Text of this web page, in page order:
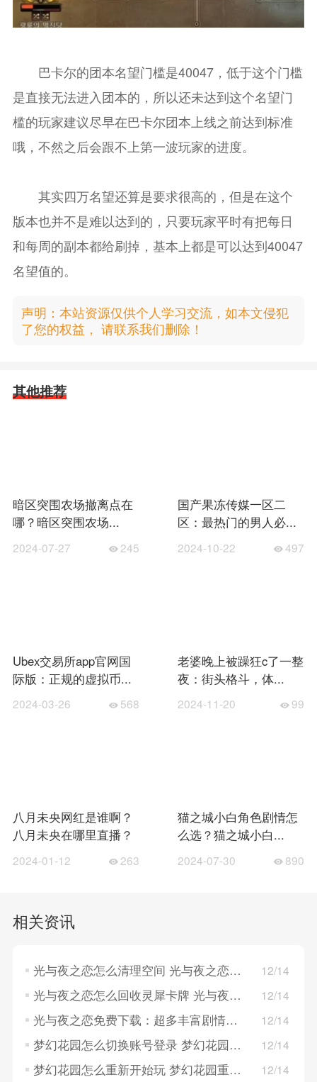
巴卡尔的团本名望门槛是40047，低于这个门槛
是直接无法进入团本的，所以还未达到这个名望门
槛的玩家建议尽早在巴卡尔团本上线之前达到标准
哦，不然之后会跟不上第一波玩家的进度。
其实四万名望还算是要求很高的，但是在这个
版本也并不是难以达到的，只要玩家平时有把每日
和每周的副本都给刷掉，基本上都是可以达到40047
名望值的。
声明：本站资源仅供个人学习交流，如本文侵犯
了您的权益， 请联系我们删除！
其他推荐
暗区突围农场撤离点在
哪？暗区突围农场...
2024-07-27 245
国产果冻传媒一区二
区：最热门的男人必...
2024-10-22 497
Ubex交易所app官网国
际版：正规的虚拟币...
2024-03-26 568
老婆晚上被躁狂c了一整
夜：街头格斗，体...
2024-11-20 99
八月未央网红是谁啊？
八月未央在哪里直播？
2024-01-12 263
猫之城小白角色剧情怎
么选？猫之城小白...
2024-07-30 890
相关资讯
光与夜之恋怎么清理空间 光与夜之恋清理空间的方法 12/14
光与夜之恋怎么回收灵犀卡牌 光与夜之恋回收灵犀卡牌的方法 12/14
光与夜之恋免费下载：超多丰富剧情演绎，卡片精致！ 12/14
梦幻花园怎么切换账号登录 梦幻花园切换账号登录的方法 12/14
梦幻花园怎么重新开始玩 梦幻花园重新开始玩的方法 12/14